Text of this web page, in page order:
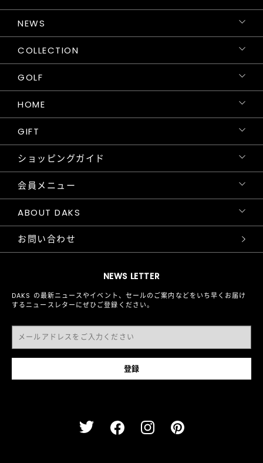
NEWS LETTER
DAKS の最新ニュースやイベント、セールのご案内などをいち早くお届け
するニュースレターにぜひご登録ください。
NEWS
COLLECTION
GOLF
HOME
GIFT
ショッピングガイド
会員メニュー
ABOUT DAKS
お問い合わせ